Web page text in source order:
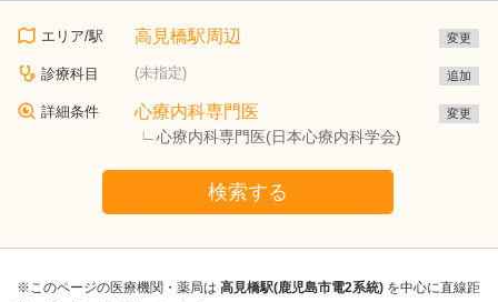
エリア/駅 高見橋駅周辺 変更
診療科目 (未指定) 追加
詳細条件 心療内科専門医
心療内科専門医(日本心療内科学会)
変更
検索する
※このページの医療機関・薬局は 高見橋駅(鹿児島市電2系統) を中心に直線距